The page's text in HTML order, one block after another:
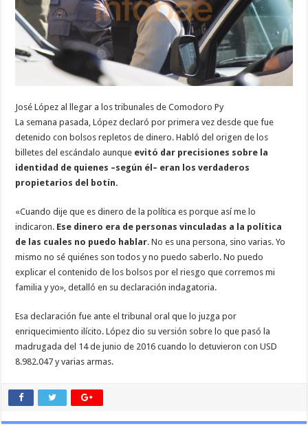
José López al llegar a los tribunales de Comodoro Py
La semana pasada, López declaró por primera vez desde que fue
detenido con bolsos repletos de dinero. Habló del origen de los
billetes del escándalo aunque evitó dar precisiones sobre la
identidad de quienes –según él– eran los verdaderos
propietarios del botín.
«Cuando dije que es dinero de la política es porque así me lo
indicaron. Ese dinero era de personas vinculadas a la política
de las cuales no puedo hablar. No es una persona, sino varias. Yo
mismo no sé quiénes son todos y no puedo saberlo. No puedo
explicar el contenido de los bolsos por el riesgo que corremos mi
familia y yo», detalló en su declaración indagatoria.
Esa declaración fue ante el tribunal oral que lo juzga por
enriquecimiento ilícito. López dio su versión sobre lo que pasó la
madrugada del 14 de junio de 2016 cuando lo detuvieron con USD
8.982.047 y varias armas.